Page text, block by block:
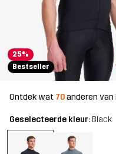
25%
Bestseller
Ontdek wat 70anderen
Geselecteerde kleur: Black